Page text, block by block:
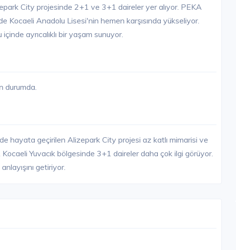
City projesinde 2+1 ve 3+1 daireler yer alıyor. PEKA
Kocaeli Anadolu Lisesi'nin hemen karşısında yükseliyor.
ayrıcalıklı bir yaşam sunuyor.
durumda.
hayata geçirilen Alizepark City projesi az katlı mimarisi ve
Yuvacık bölgesinde 3+1 daireler daha çok ilgi görüyor.
getiriyor.